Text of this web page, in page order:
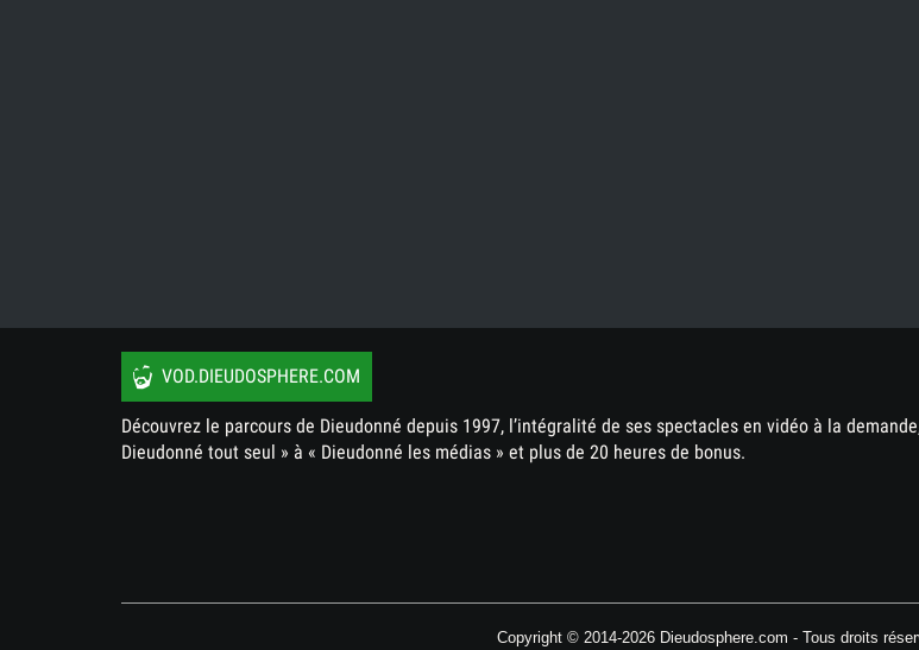
VOD.DIEUDOSPHERE.COM
Découvrez le parcours de Dieudonné depuis 1997, l’intégralité de ses spectacles en vidéo à la
Dieudonné tout seul » à « Dieudonné les médias » et plus de 20 heures de bonus.
Copyright © 2014-2026 Dieudosphere.com - Tous droits